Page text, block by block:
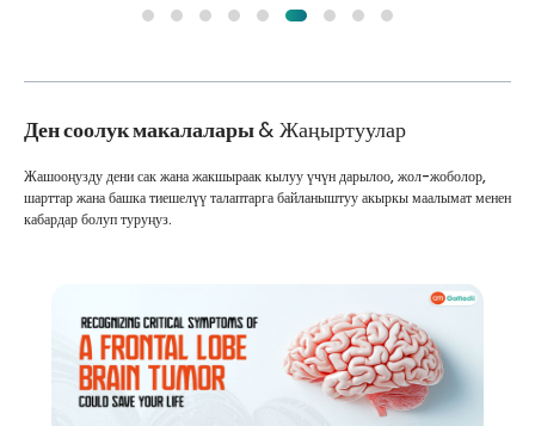
Ден соолук макалалары& Жаңыртуулар
Жашооңузду дени сак жана жакшыраак кылуу үчүн дарылоо, жол-жоболор,
шарттар жана башка тиешелүү талаптарга байланыштуу акыркы маалымат менен
кабардар болуп туруңуз.